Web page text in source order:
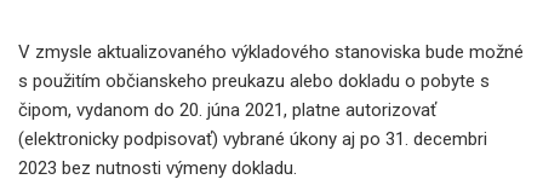
V zmysle aktualizovaného výkladového stanoviska bude možné
s použitím občianskeho preukazu alebo dokladu o pobyte s
čipom, vydanom do 20. júna 2021, platne autorizovať
(elektronicky podpisovať) vybrané úkony aj po 31. decembri
2023 bez nutnosti výmeny dokladu.